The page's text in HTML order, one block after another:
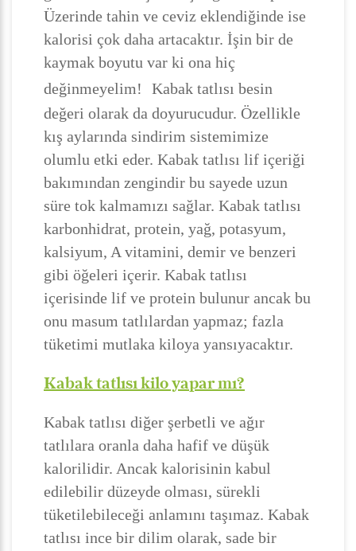
Üzerinde tahin ve ceviz eklendiğinde ise
kalorisi çok daha artacaktır. İşin bir de
kaymak boyutu var ki ona hiç
değinmeyelim!
Kabak tatlısı besin
değeri olarak da doyurucudur. Özellikle
kış aylarında sindirim sistemimize
olumlu etki eder. Kabak tatlısı lif içeriği
bakımından zengindir bu sayede uzun
süre tok kalmamızı sağlar. Kabak tatlısı
karbonhidrat, protein, yağ, potasyum,
kalsiyum, A vitamini, demir ve benzeri
gibi öğeleri içerir. Kabak tatlısı
içerisinde lif ve protein bulunur ancak bu
onu masum tatlılardan yapmaz; fazla
tüketimi mutlaka kiloya yansıyacaktır.
Kabak tatlısı kilo yapar mı?
Kabak tatlısı diğer şerbetli ve ağır
tatlılara oranla daha hafif ve düşük
kalorilidir. Ancak kalorisinin kabul
edilebilir düzeyde olması, sürekli
tüketilebileceği anlamını taşımaz. Kabak
tatlısı ince bir dilim olarak, sade bir